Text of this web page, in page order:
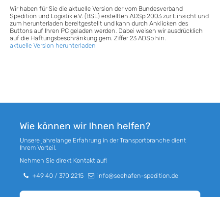
Wir haben für Sie die aktuelle Version der vom Bundesverband
Spedition und Logistik e.V. (BSL) erstellten ADSp 2003 zur Einsicht und
zum herunterladen bereitgestellt und kann durch Anklicken des
Buttons auf Ihren PC geladen werden. Dabei weisen wir ausdrücklich
auf die Haftungsbeschränkung gem. Ziffer 23 ADSp hin.
aktuelle Version herunterladen
Wie können wir Ihnen helfen?
Unsere jahrelange Erfahrung in der Transportbranche dient
Ihrem Vorteil.
Nehmen Sie direkt Kontakt auf!
+49 40 / 370 2215 info@seehafen-spedition.de